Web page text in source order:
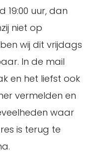
uur, dan
niet op
wij dit vrijdags
In de mail
en het liefst ook
vermelden en
waar
is terug te